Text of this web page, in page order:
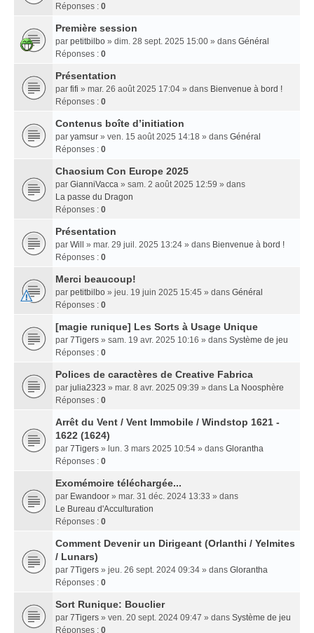
Réponses : 0
Première session
par petitbilbo » dim. 28 sept. 2025 15:00 » dans Général
Réponses : 0
Présentation
par fifi » mar. 26 août 2025 17:04 » dans Bienvenue à bord !
Réponses : 0
Contenus boîte d’initiation
par yamsur » ven. 15 août 2025 14:18 » dans Général
Réponses : 0
Chaosium Con Europe 2025
par GianniVacca » sam. 2 août 2025 12:59 » dans
La passe du Dragon
Réponses : 0
Présentation
par Will » mar. 29 juil. 2025 13:24 » dans Bienvenue à bord !
Réponses : 0
Merci beaucoup!
par petitbilbo » jeu. 19 juin 2025 15:45 » dans Général
Réponses : 0
[magie runique] Les Sorts à Usage Unique
par 7Tigers » sam. 19 avr. 2025 10:16 » dans Système de jeu
Réponses : 0
Polices de caractères de Creative Fabrica
par julia2323 » mar. 8 avr. 2025 09:39 » dans La Noosphère
Réponses : 0
Arrêt du Vent / Vent Immobile / Windstop 1621 -
1622 (1624)
par 7Tigers » lun. 3 mars 2025 10:54 » dans Glorantha
Réponses : 0
Exomémoire téléchargée...
par Ewandoor » mar. 31 déc. 2024 13:33 » dans
Le Bureau d'Acculturation
Réponses : 0
Comment Devenir un Dirigeant (Orlanthi / Yelmites
/ Lunars)
par 7Tigers » jeu. 26 sept. 2024 09:34 » dans Glorantha
Réponses : 0
Sort Runique: Bouclier
par 7Tigers » ven. 20 sept. 2024 09:47 » dans Système de jeu
Réponses : 0